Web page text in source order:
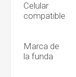
Celular
compatible
Marca de
la funda